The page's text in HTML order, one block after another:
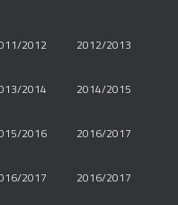
2012 2012/2013
2014 2014/2015
2016 2016/2017
2017 2016/2017